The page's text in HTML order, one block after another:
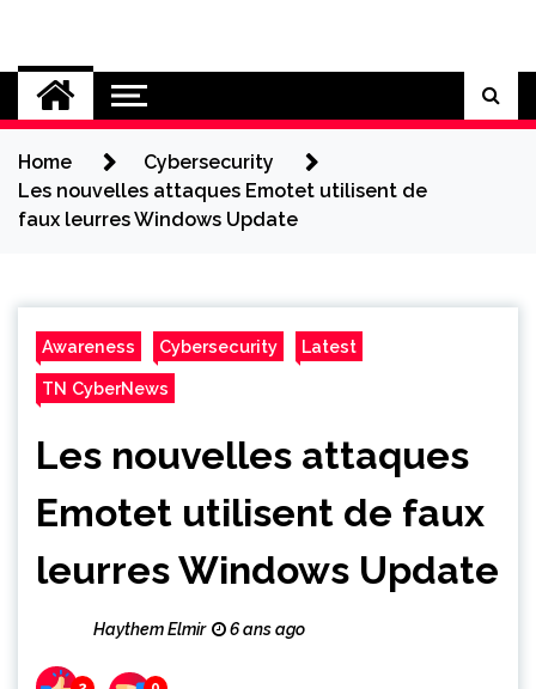
content
Cybersecurity News
Home
Cybersecurity
Les nouvelles attaques Emotet utilisent de
faux leurres Windows Update
Awareness Cybersecurity Latest
TN CyberNews
Les nouvelles attaques
Emotet utilisent de faux
leurres Windows Update
Haythem Elmir 6 ans ago